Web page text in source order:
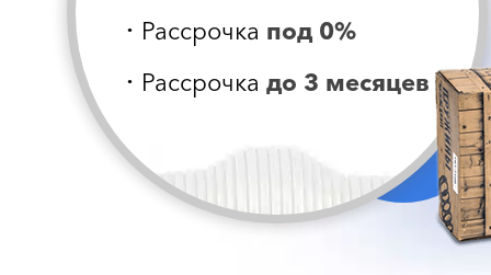
• Рассрочка под 0%
Рассрочка до 3 месяцев
•